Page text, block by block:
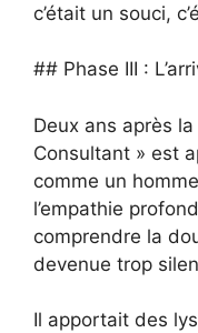
c’était un souci,
## Phase III :
Deux ans après
Consultant » est
comme un
l’empathie
comprendre la
devenue trop
Il apportait des